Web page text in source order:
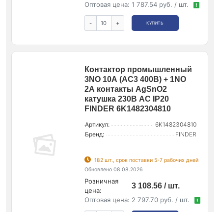
Оптовая цена: 1 787.54 руб. / шт. !
- + КУПИТЬ
Контактор промышленный
3NO 10А (АС3 400В) + 1NO
2А контакты AgSnO2
катушка 230В АС IP20
FINDER 6K1482304810
Артикул:
6K1482304810
Бренд:
FINDER
182 шт., срок поставки 5-7 рабочих дней
Обновлено 08.08.2026
Розничная
цена:
3 108.56 / шт.
Оптовая цена: 2 797.70 руб. / шт. !